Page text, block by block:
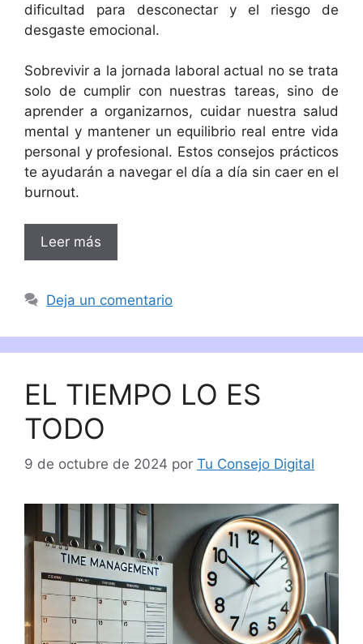
dificultad para desconectar y el riesgo de
desgaste emocional.
Sobrevivir a la jornada laboral actual no se trata
solo de cumplir con nuestras tareas, sino de
aprender a organizarnos, cuidar nuestra salud
mental y mantener un equilibrio real entre vida
personal y profesional. Estos consejos prácticos
te ayudarán a navegar el día a día sin caer en el
burnout.
Leer más
Deja un comentario
EL TIEMPO LO ES
TODO
9 de octubre de 2024 por Tu Consejo Digital